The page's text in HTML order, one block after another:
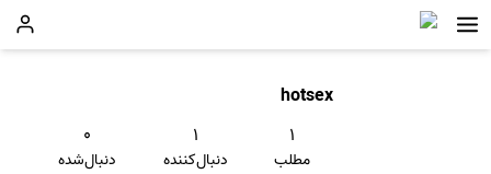
hotsex
۱
مطلب
۱
دنبال‌کننده
۰
دنبال‌شده